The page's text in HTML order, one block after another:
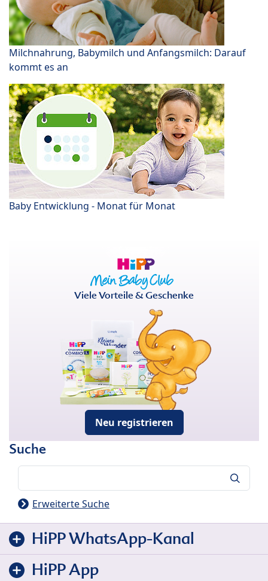
Milchnahrung, Babymilch und Anfangsmilch: Darauf
kommt es an
Baby Entwicklung - Monat für Monat
Viele Vorteile & Geschenke
Neu registrieren
Suche
Erweiterte Suche
HiPP WhatsApp-Kanal
HiPP App